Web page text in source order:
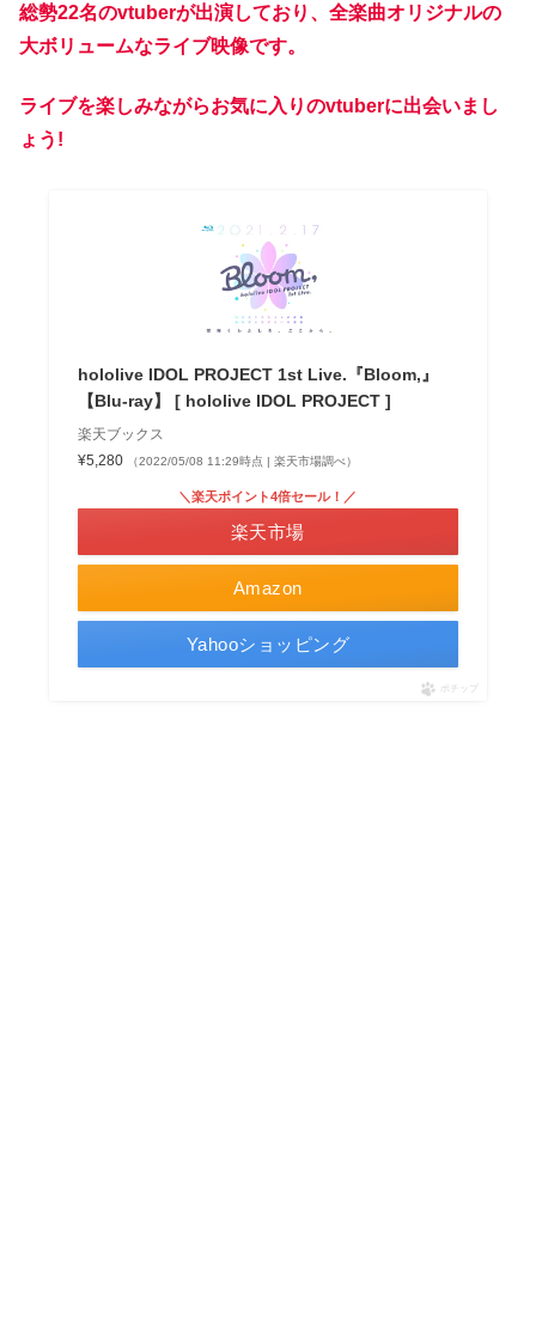
総勢22名のvtuberが出演しており、全楽曲オリジナルの
大ボリュームなライブ映像です。
ライブを楽しみながらお気に入りのvtuberに出会いまし
ょう!
hololive IDOL PROJECT 1st Live.『Bloom,』
【Blu-ray】 [ hololive IDOL PROJECT ]
楽天ブックス
¥5,280
（2022/05/08 11:29時点 | 楽天市場調べ）
Amazon
＼楽天ポイント4倍セール！／
楽天市場
Yahooショッピング
ポチップ